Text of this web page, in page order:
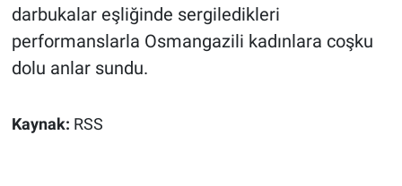
darbukalar eşliğinde sergiledikleri
performanslarla Osmangazili kadınlara coşku
dolu anlar sundu.
Kaynak: RSS